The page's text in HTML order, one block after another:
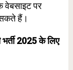
वेबसाइट पर
हैं।
भर्ती 2025 के लिए